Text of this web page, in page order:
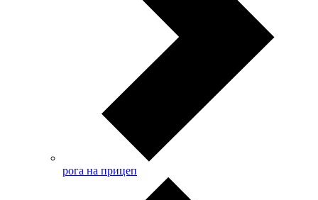
рога на прицеп